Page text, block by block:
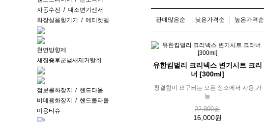
자동수전 / 대소변기센서
화장실음향기기
/ 에티켓벨
천연방향제
새집증후군냄새제거탈취
점보롤화장지 / 핸드타올
비데용화장지
/ 핸드롤타올
미용티슈
판매많은순 낮은가격순 높은가격순
유한킴벌리 크리넥스 변기시트 크리
너 [300ml]
청결함이 요구되는 모든 장소에서 사용 가
능
22,000원
16,000원